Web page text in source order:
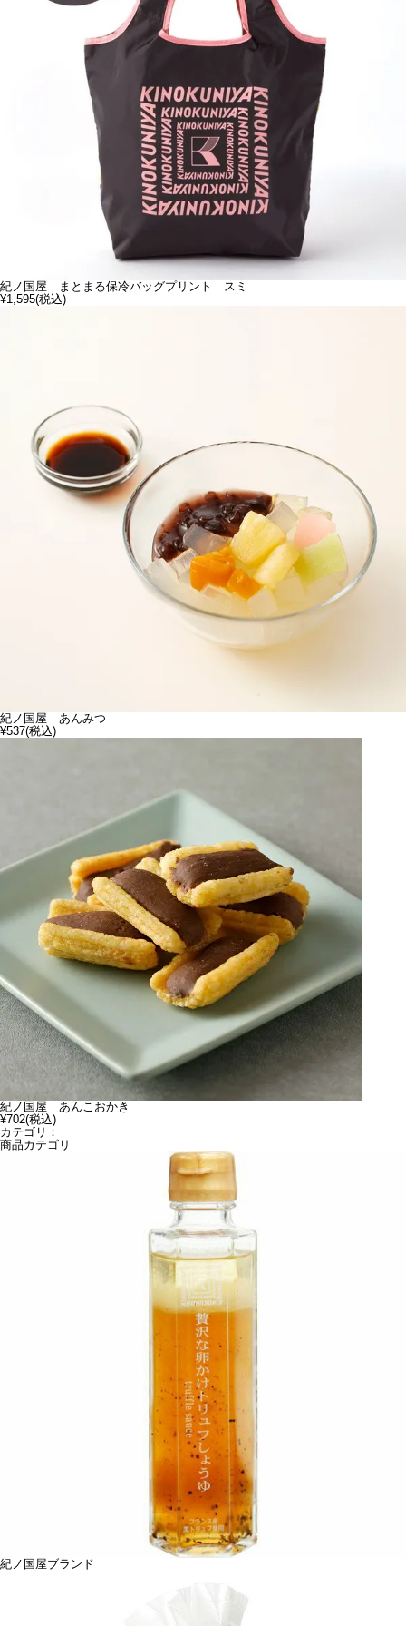
紀ノ国屋 まとまる保冷バッグプリント スミ
¥1,595(税込)
紀ノ国屋 あんみつ
¥537(税込)
紀ノ国屋 あんこおかき
¥702(税込)
カテゴリ：
商品カテゴリ
紀ノ国屋ブランド